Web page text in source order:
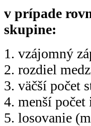
v prípade
skupine:
1. vzájomný
2. rozdiel
3. väčší počet
4. menší počet
5. losovanie